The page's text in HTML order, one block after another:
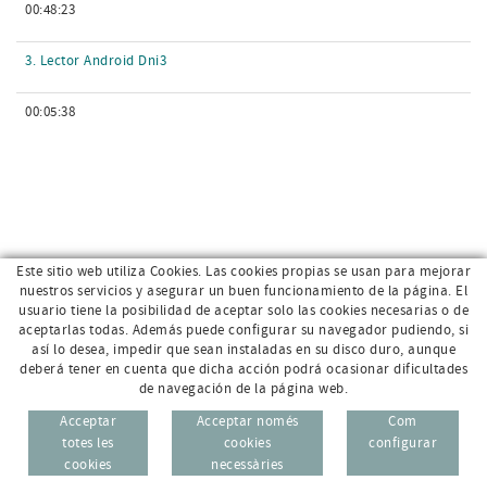
00:48:23
3. Lector Android Dni3
00:05:38
Av. Sant Jordi, 168 · 17800 Olot (Girona)
CAT
ESP
972 26 95 74
Este sitio web utiliza Cookies. Las cookies propias se usan para mejorar
nuestros servicios y asegurar un buen funcionamiento de la página. El
usuario tiene la posibilidad de aceptar solo las cookies necesarias o de
aceptarlas todas. Además puede configurar su navegador pudiendo, si
así lo desea, impedir que sean instaladas en su disco duro, aunque
deberá tener en cuenta que dicha acción podrá ocasionar dificultades
de navegación de la página web.
Acceptar
totes les
cookies
Acceptar només
cookies
necessàries
Com
configurar